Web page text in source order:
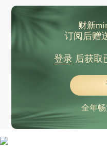
财新
订阅后赠
登录后获取
全年